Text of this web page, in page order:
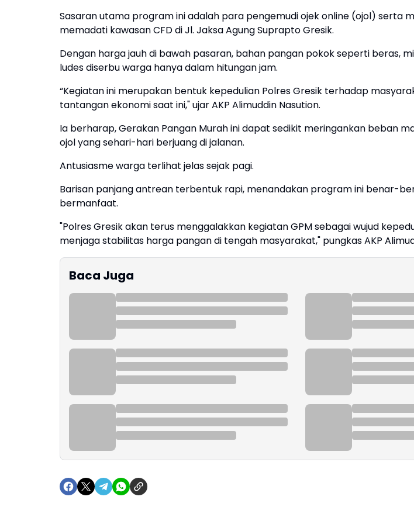
Sasaran utama program ini adalah para pengemudi ojek online (ojol) serta
memadati kawasan CFD di Jl. Jaksa Agung Suprapto Gresik.
Dengan harga jauh di bawah pasaran, bahan pangan pokok seperti beras,
ludes diserbu warga hanya dalam hitungan jam.
“Kegiatan ini merupakan bentuk kepedulian Polres Gresik terhadap
tantangan ekonomi saat ini," ujar AKP Alimuddin Nasution.
Ia berharap, Gerakan Pangan Murah ini dapat sedikit meringankan beban
ojol yang sehari-hari berjuang di jalanan.
Antusiasme warga terlihat jelas sejak pagi.
Barisan panjang antrean terbentuk rapi, menandakan program ini benar-
bermanfaat.
"Polres Gresik akan terus menggalakkan kegiatan GPM sebagai wujud
menjaga stabilitas harga pangan di tengah masyarakat," pungkas AKP
Baca Juga